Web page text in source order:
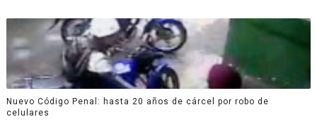
Nuevo Código Penal: hasta 20 años de cárcel por robo de
celulares